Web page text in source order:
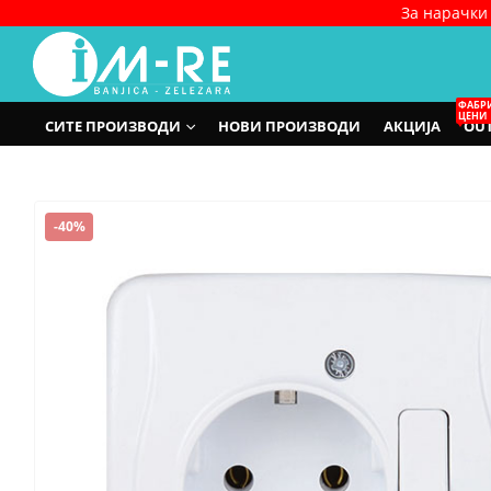
За
СИТЕ ПРОИЗВОДИ НОВИ ПРОИЗВОДИ АКЦИЈА
ЦЕНИ
-40%